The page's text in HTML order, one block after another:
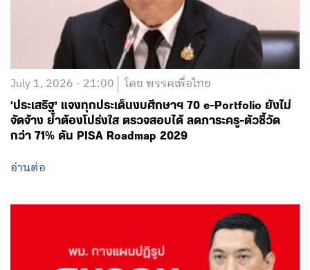
July 1, 2026 - 21:00 โดย พรรคเพื่อไทย
‘ประเสริฐ’ แจงทุกประเด็นงบศึกษาฯ 70 e-Portfolio ยังไม่
จัดจ้าง ย้ำต้องโปร่งใส ตรวจสอบได้ ลดภาระครู-ตัวชี้วัด
กว่า 71% ดัน PISA Roadmap 2029
อ่านต่อ